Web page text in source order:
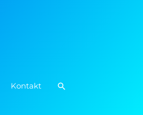
Kontakt Pretraga